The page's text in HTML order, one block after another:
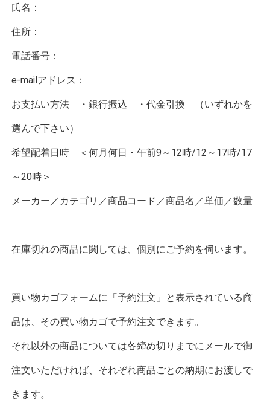
氏名：
住所：
電話番号：
e-mailアドレス：
お支払い方法 ・銀行振込 ・代金引換 （いずれかを
選んで下さい）
希望配着日時 ＜何月何日・午前9～12時/12～17時/17
～20時＞
メーカー／カテゴリ／商品コード／商品名／単価／数量
在庫切れの商品に関しては、個別にご予約を伺います。
買い物カゴフォームに「予約注文」と表示されている商
品は、その買い物カゴで予約注文できます。
それ以外の商品については各締め切りまでにメールで御
注文いただければ、それぞれ商品ごとの納期にお渡しで
きます。